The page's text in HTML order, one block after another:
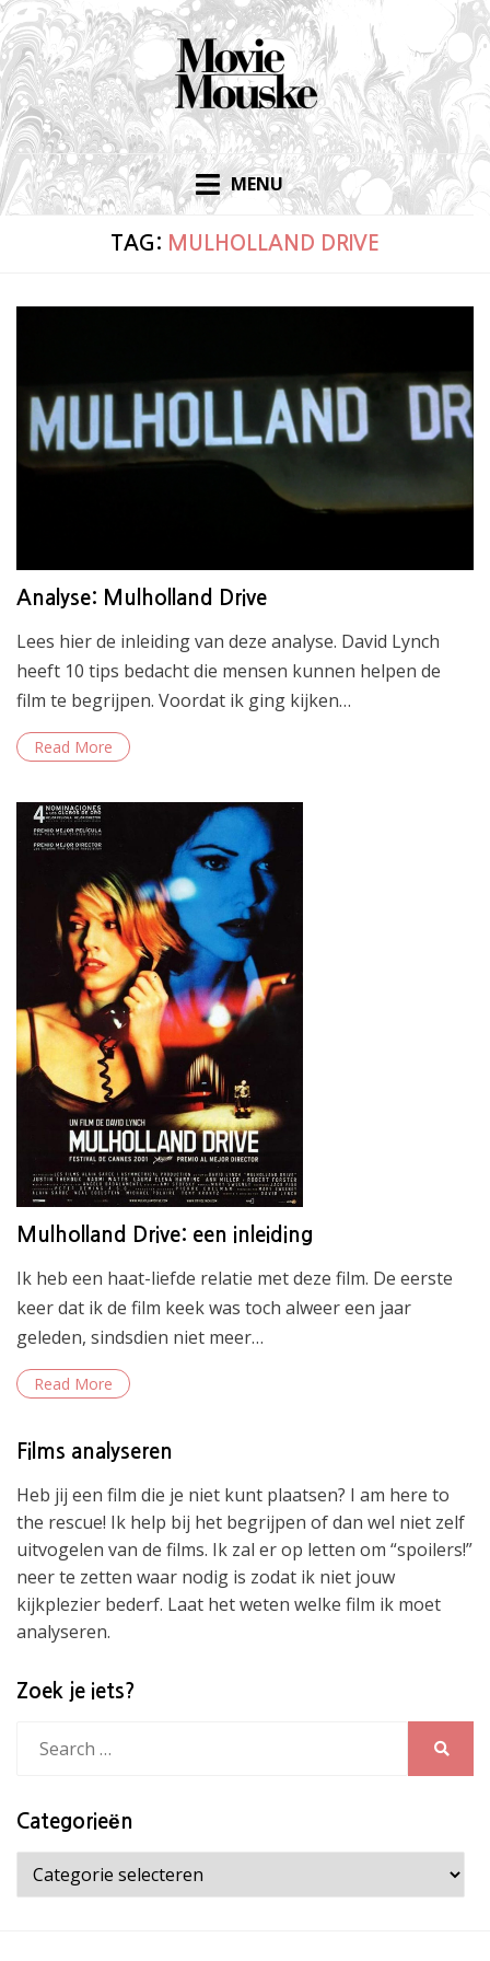
Skip
to
content
MENU
TAG: MULHOLLAND DRIVE
Analyse: Mulholland Drive
Lees hier de inleiding van deze analyse. David Lynch
heeft 10 tips bedacht die mensen kunnen helpen de
film te begrijpen. Voordat ik ging kijken…
Read More
Mulholland Drive: een inleiding
Ik heb een haat-liefde relatie met deze film. De eerste
keer dat ik de film keek was toch alweer een jaar
geleden, sindsdien niet meer…
Read More
Films analyseren
Heb jij een film die je niet kunt plaatsen? I am here to
the rescue! Ik help bij het begrijpen of dan wel niet zelf
uitvogelen van de films. Ik zal er op letten om “spoilers!”
neer te zetten waar nodig is zodat ik niet jouw
kijkplezier bederf. Laat het weten welke film ik moet
analyseren.
Zoek je iets?
for:
Categorieën
Categorieën